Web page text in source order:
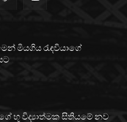
මියගිය රැඳවියාගේ
භූ විද්‍යාත්මක සිතියමේ නව